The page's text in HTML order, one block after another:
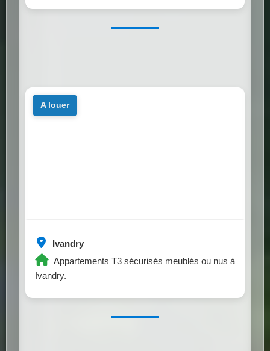
Ivandry
Appartements T3 sécurisés meublés ou nus à
Ivandry.
a louer